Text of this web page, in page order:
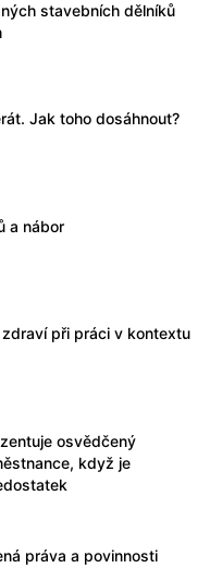
stavebních dělníků
Jak toho dosáhnout?
a nábor
při práci v kontextu
osvědčený
když je
práva a povinnosti